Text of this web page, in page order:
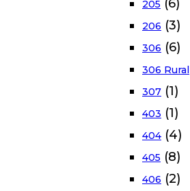
205 (6)
206 (3)
306 (6)
306 Rural
307 (1)
403 (1)
404 (4)
405 (8)
406 (2)